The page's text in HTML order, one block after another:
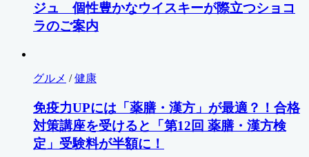
ジュ 個性豊かなウイスキーが際立つショコ
ラのご案内
グルメ /健康
免疫力UPには「薬膳・漢方」が最適？！合格
対策講座を受けると「第12回 薬膳・漢方検
定」受験料が半額に！